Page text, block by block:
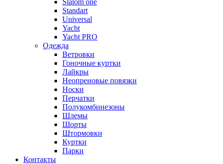
Slalom one
Standart
Universal
Yacht
Yacht PRO
Одежда
Ветровки
Гоночные куртки
Лайкры
Неопреновые повязки
Носки
Перчатки
Полукомбинезоны
Шлемы
Шорты
Штормовки
Куртки
Парки
Контакты